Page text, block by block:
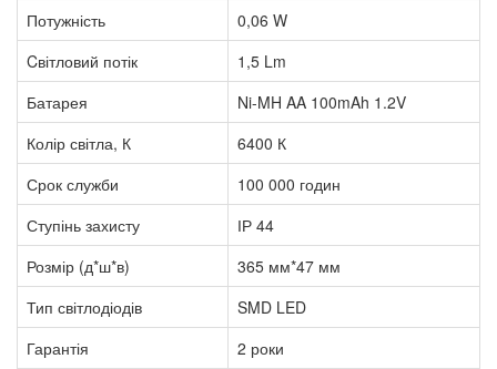
Потужність
0,06 W
Cвітловий потік
1,5 Lm
Батарея
Ni-MH AA 100mAh 1.2V
Колір світла, К
6400 К
Срок служби
100 000 годин
Ступінь захисту
ІР 44
Розмір (д*ш*в)
365 мм*47 мм
Тип світлодіодів
SMD LED
Гарантія
2 роки